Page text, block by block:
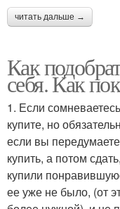
читать дальше →
Как
себя. Как
1. Если
купите, но
если вы
купить, а потом
купили
ее уже не было, (от